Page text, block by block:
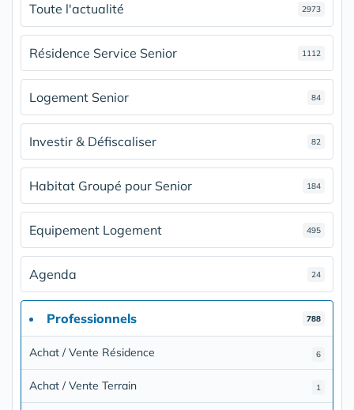
Toute l'actualité 2973
Résidence Service Senior 1112
Logement Senior 84
Investir & Défiscaliser 82
Habitat Groupé pour Senior 184
Equipement Logement 495
Agenda 24
Professionnels 788
Achat / Vente Résidence 6
Achat / Vente Terrain 1